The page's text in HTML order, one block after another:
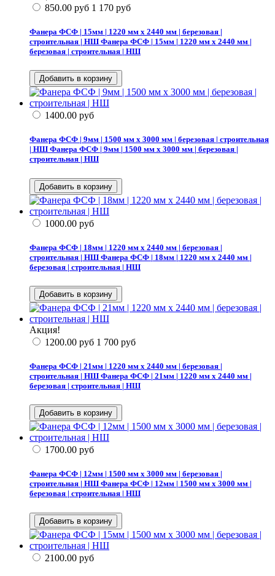
850.00 руб 1 170 руб
Фанера ФСФ | 15мм | 1220 мм х 2440 мм | березовая |
строительная | НШ Фанера ФСФ | 15мм | 1220 мм х 2440 мм |
березовая | строительная | НШ
1400.00 руб
Фанера ФСФ | 9мм | 1500 мм х 3000 мм | березовая | строительная
| НШ Фанера ФСФ | 9мм | 1500 мм х 3000 мм | березовая |
строительная | НШ
1000.00 руб
Фанера ФСФ | 18мм | 1220 мм х 2440 мм | березовая |
строительная | НШ Фанера ФСФ | 18мм | 1220 мм х 2440 мм |
березовая | строительная | НШ
Акция!
1200.00 руб 1 700 руб
Фанера ФСФ | 21мм | 1220 мм х 2440 мм | березовая |
строительная | НШ Фанера ФСФ | 21мм | 1220 мм х 2440 мм |
березовая | строительная | НШ
1700.00 руб
Фанера ФСФ | 12мм | 1500 мм х 3000 мм | березовая |
строительная | НШ Фанера ФСФ | 12мм | 1500 мм х 3000 мм |
березовая | строительная | НШ
2100.00 руб